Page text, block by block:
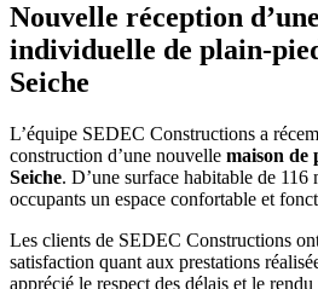
Nouvelle réception
individuelle de plain-
Seiche
L’équipe SEDEC Constructions a
construction d’une nouvelle maison de
Seiche. D’une surface habitable de 116
occupants un espace confortable et
Les clients de SEDEC Constructions
satisfaction quant aux prestations
apprécié le respect des délais et le